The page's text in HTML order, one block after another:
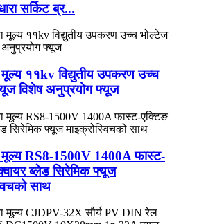
सर्किट ब्र...
मूल्य ११kv विद्युतीय उपकरण उच्च
विशेष अनुप्रयोग फ्यूज
मूल्य RS8-1500V 1400A फास्ट-
ब्लेड सिरेमिक फ्यूज
साथ